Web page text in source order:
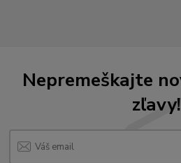
Nepremeškajte
zľavy!